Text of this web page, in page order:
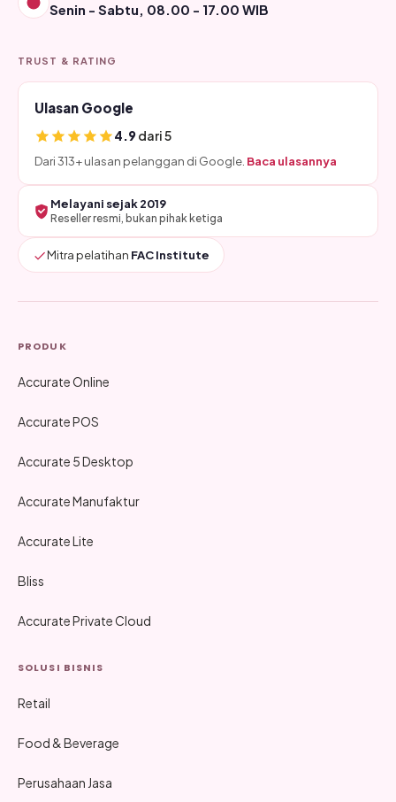
Senin - Sabtu, 08.00 - 17.00 WIB
TRUST & RATING
Ulasan Google
4.9dari 5
Dari 313+ ulasan pelanggan di Google. Baca ulasannya
Melayani sejak 2019
Reseller resmi, bukan pihak ketiga
Mitra pelatihan FAC Institute
PRODUK
Accurate Online
Accurate POS
Accurate 5 Desktop
Accurate Manufaktur
Accurate Lite
Bliss
Accurate Private Cloud
SOLUSI BISNIS
Retail
Food & Beverage
Perusahaan Jasa